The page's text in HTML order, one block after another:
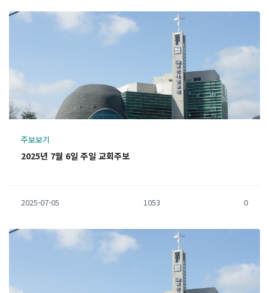
주보보기
2025년 7월 6일 주일 교회주보
2025-07-05 1053 0